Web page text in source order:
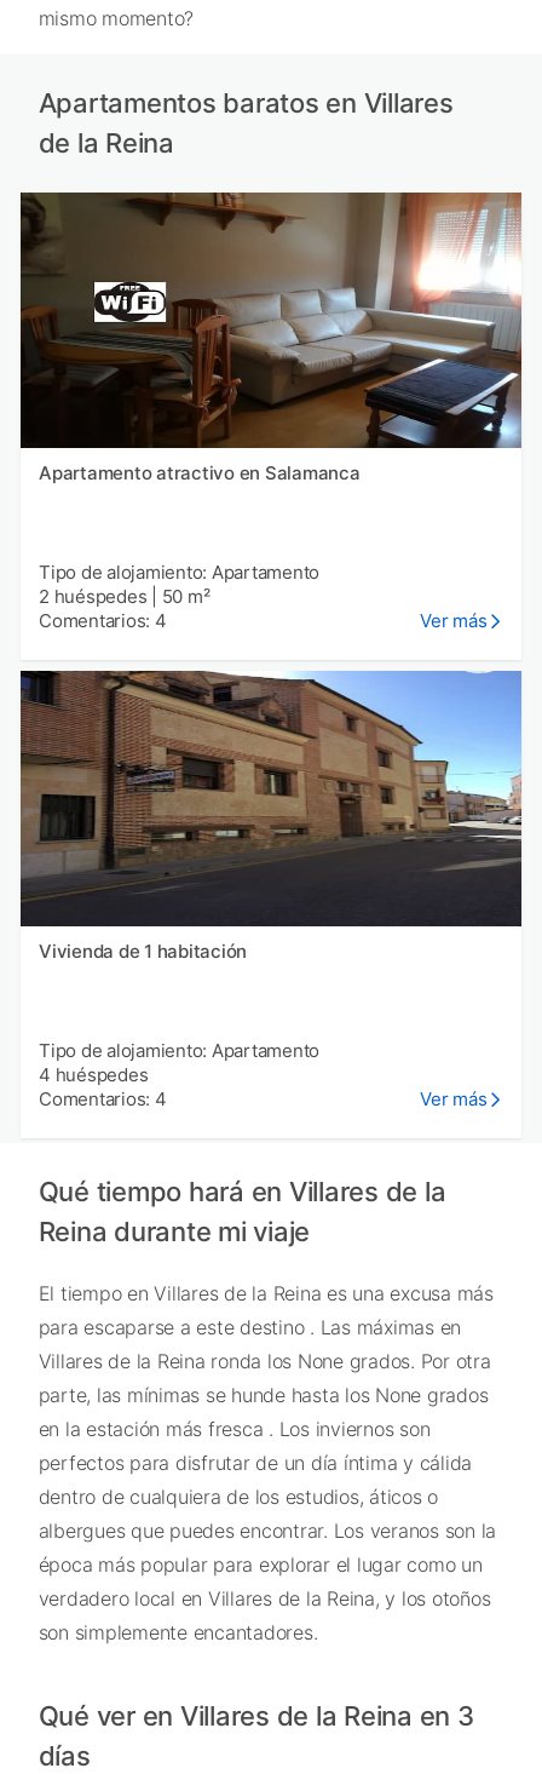
mismo momento?
Apartamentos baratos en Villares
de la Reina
Apartamento atractivo en Salamanca
Tipo de alojamiento: Apartamento
2 huéspedes
50 m²
Comentarios: 4
Ver más
Vivienda de 1 habitación
Tipo de alojamiento: Apartamento
4 huéspedes
Comentarios: 4
Ver más
Qué tiempo hará en Villares de la
Reina durante mi viaje
El tiempo en Villares de la Reina es una excusa más
para escaparse a este destino . Las máximas en
Villares de la Reina ronda los None grados. Por otra
parte, las mínimas se hunde hasta los None grados
en la estación más fresca . Los inviernos son
perfectos para disfrutar de un día íntima y cálida
dentro de cualquiera de los estudios, áticos o
albergues que puedes encontrar. Los veranos son la
época más popular para explorar el lugar como un
verdadero local en Villares de la Reina, y los otoños
son simplemente encantadores.
Qué ver en Villares de la Reina en 3
días